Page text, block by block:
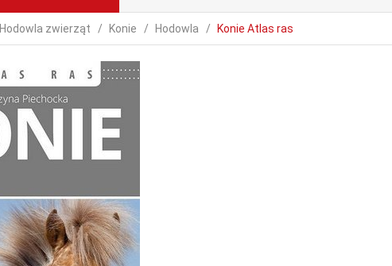
Hodowla zwierząt Konie Hodowla Konie Atlas ras